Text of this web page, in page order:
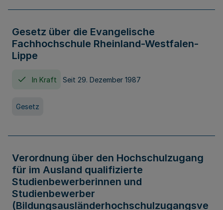
Gesetz über die Evangelische
Fachhochschule Rheinland-Westfalen-
Lippe
In Kraft Seit 29. Dezember 1987
Gesetz
Verordnung über den Hochschulzugang
für im Ausland qualifizierte
Studienbewerberinnen und
Studienbewerber
(Bildungsausländerhochschulzugangsve